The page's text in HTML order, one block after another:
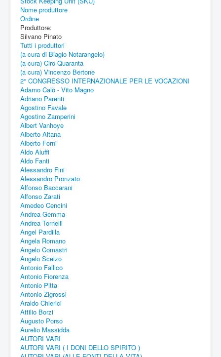
Nome produttore
Ordine
Produttore:
Silvano Pinato
Tutti i produttori
(a cura di Biagio Notarangelo)
(a cura) Ciro Quaranta
(a cura) Vincenzo Bertone
2° CONGRESSO INTERNAZIONALE PER LE VOCAZIONI
Adamo Calò - Vito Magno
Adriano Parenti
Agostino Favale
Agostino Zamperini
Albert Vanhoye
Alberto Altana
Alberto Forni
Aldo Aluffi
Aldo Fanti
Alessandro Fini
Alessandro Pronzato
Alfonso Baccarani
Alfonso Zarati
Amedeo Cencini
Andrea Gemma
Andrea Tornelli
Angel Pardilla
Angela Romano
Angelo Comastri
Angelo Scelzo
Antonio Fallico
Antonio Fiorenza
Antonio Pitta
Antonio Zigrossi
Araldo Chierici
Attilio Borzi
Augusto Porso
Aurelio Massidda
AUTORI VARI
AUTORI VARI ( I DONI DELLO SPIRITO )